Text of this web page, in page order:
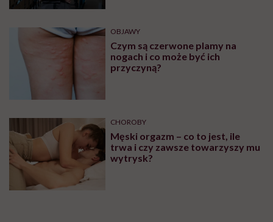
OBJAWY
Czym są czerwone plamy na
nogach i co może być ich
przyczyną?
CHOROBY
Męski orgazm – co to jest, ile
trwa i czy zawsze towarzyszy mu
wytrysk?